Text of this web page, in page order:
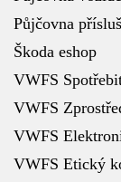
Půjčovna
Škoda eshop
VWFS
VWFS
VWFS
VWFS Etický